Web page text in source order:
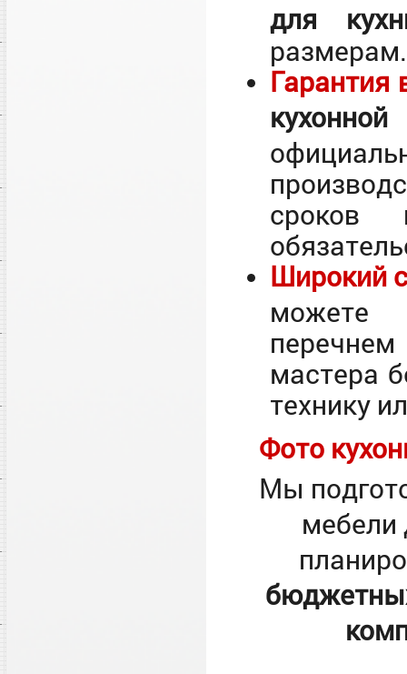
для
размерам.
Гарантия
сроков
Широкий
можете
мастера
технику
Фото
Мы
мебели